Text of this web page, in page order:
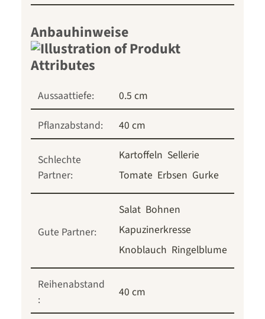
Anbauhinweise
Aussaattiefe:
0.5 cm
Pflanzabstand:
40 cm
Schlechte
Partner:
Kartoffeln Sellerie
Tomate Erbsen Gurke
Gute Partner:
Salat Bohnen
Kapuzinerkresse
Knoblauch Ringelblume
Reihenabstand
:
40 cm